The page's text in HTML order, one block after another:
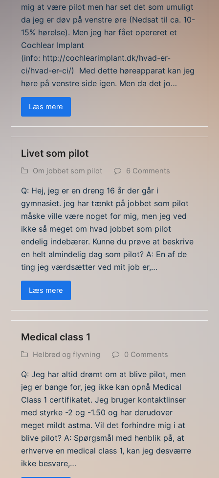
mig at være pilot men har set det som umuligt
da jeg er døv på venstre øre (Nedsat til ca. 10-
15% hørelse). Men jeg har fået opereret et
Cochlear Implant
(info: http://cochlearimplant.dk/hvad-er-
ci/hvad-er-ci/) Med dette høreapparat kan jeg
høre på venstre side igen. Men da det jo…
Læs mere
Livet som pilot
Om jobbet som pilot 6 Comments
Q: Hej, jeg er en dreng 16 år der går i
gymnasiet. jeg har tænkt på jobbet som pilot
måske ville være noget for mig, men jeg ved
ikke så meget om hvad jobbet som pilot
endelig indebærer. Kunne du prøve at beskrive
en helt almindelig dag som pilot? A: En af de
ting jeg værdsætter ved mit job er,…
Læs mere
Medical class 1
Helbred og flyvning 0 Comments
Q: Jeg har altid drømt om at blive pilot, men
jeg er bange for, jeg ikke kan opnå Medical
Class 1 certifikatet. Jeg bruger kontaktlinser
med styrke -2 og -1.50 og har derudover
meget mildt astma. Vil det forhindre mig i at
blive pilot? A: Spørgsmål med henblik på, at
erhverve en medical class 1, kan jeg desværre
ikke besvare,…